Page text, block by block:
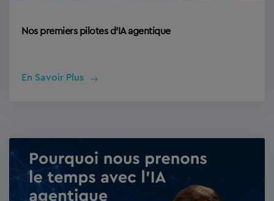
Nos premiers pilotes d’IA agentique
En Savoir Plus